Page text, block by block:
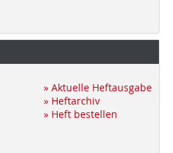
» Aktuelle Heftausgabe
» Heftarchiv
» Heft bestellen